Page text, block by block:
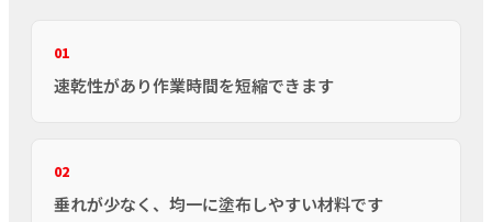
01
速乾性があり作業時間を短縮できます
02
垂れが少なく、均一に塗布しやすい材料です